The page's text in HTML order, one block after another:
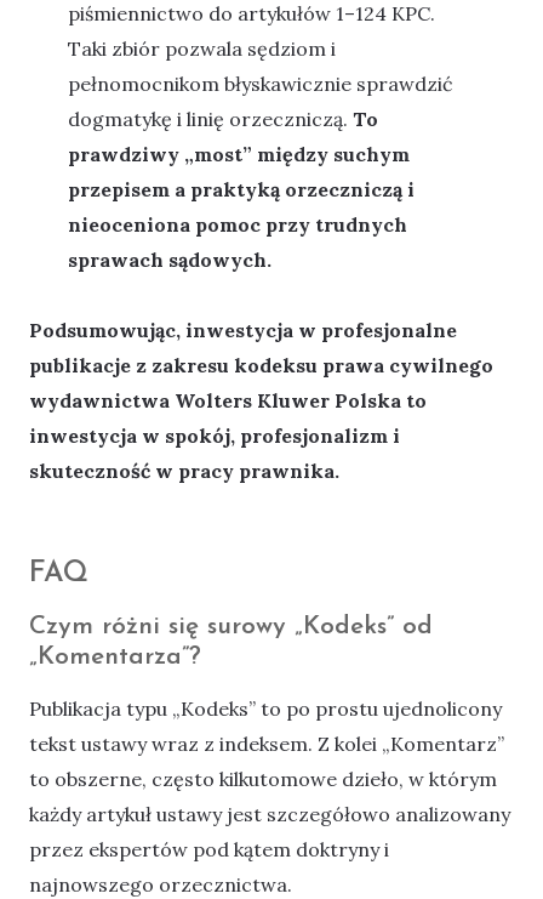
piśmiennictwo do artykułów 1–124 KPC.
Taki zbiór pozwala sędziom i
pełnomocnikom błyskawicznie sprawdzić
dogmatykę i linię orzeczniczą. To
prawdziwy „most” między suchym
przepisem a praktyką orzeczniczą i
nieoceniona pomoc przy trudnych
sprawach sądowych.
Podsumowując, inwestycja w profesjonalne
publikacje z zakresu kodeksu prawa cywilnego
wydawnictwa Wolters Kluwer Polska to
inwestycja w spokój, profesjonalizm i
skuteczność w pracy prawnika.
FAQ
Czym różni się surowy „Kodeks” od
„Komentarza”?
Publikacja typu „Kodeks” to po prostu ujednolicony
tekst ustawy wraz z indeksem. Z kolei „Komentarz”
to obszerne, często kilkutomowe dzieło, w którym
każdy artykuł ustawy jest szczegółowo analizowany
przez ekspertów pod kątem doktryny i
najnowszego orzecznictwa.